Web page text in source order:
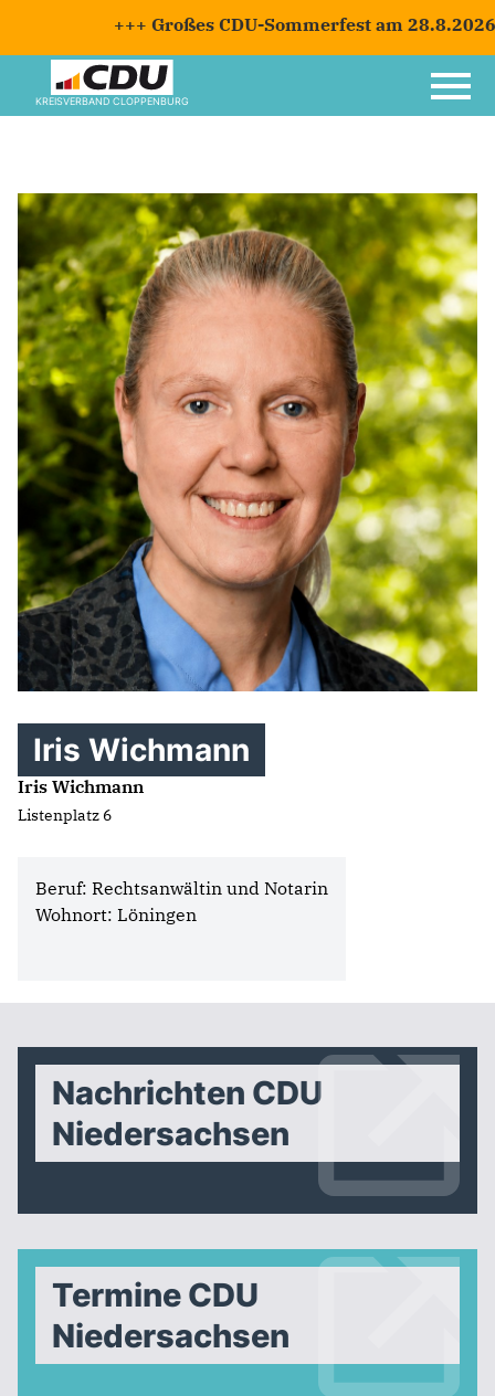
+++ Großes CDU-Sommerfest am
KREISVERBAND CLOPPENBURG
Iris Wichmann
Iris Wichmann
Listenplatz 6
Beruf: Rechtsanwältin und Notarin
Wohnort: Löningen
Nachrichten CDU
Niedersachsen
Termine CDU
Niedersachsen